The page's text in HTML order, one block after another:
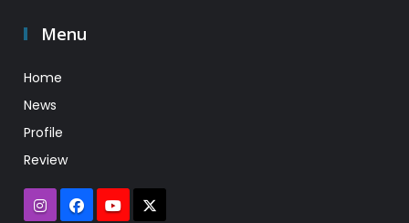
Menu
Home
News
Profile
Review